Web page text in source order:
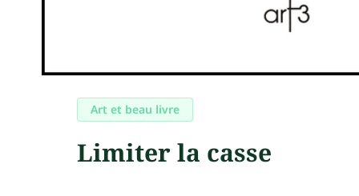
Art et beau livre
Limiter la casse